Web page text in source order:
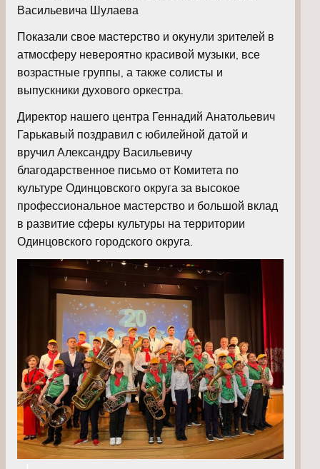
Васильевича Шулаева
Показали свое мастерство и окунули зрителей в
атмосферу невероятно красивой музыки, все
возрастные группы, а также солисты и
выпускники духового оркестра.
Директор нашего центра Геннадий Анатольевич
Гарькавый поздравил с юбилейной датой и
вручил Александру Васильевичу
благодарственное письмо от Комитета по
культуре Одинцовского округа за высокое
профессиональное мастерство и большой вклад
в развитие сферы культуры на территории
Одинцовского городского округа.